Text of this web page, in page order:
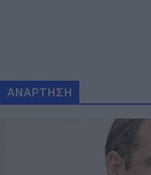
ΑΝΑΡΤΗΣΗ